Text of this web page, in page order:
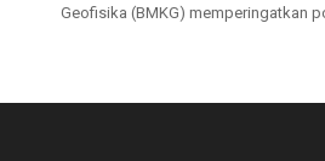
Geofisika (BMKG) memperingatkan